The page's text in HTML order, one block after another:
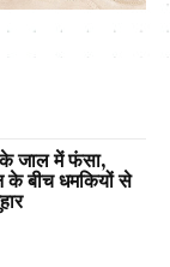
के जाल में फंसा,
बीच धमकियों से